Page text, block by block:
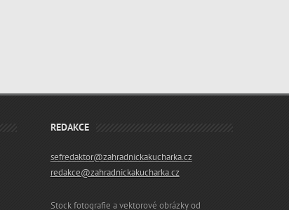
REDAKCE
sefredaktor@zahradnickakucharka.cz
redakce@zahradnickakucharka.cz
Stock fotografie a vektorové obrázky od